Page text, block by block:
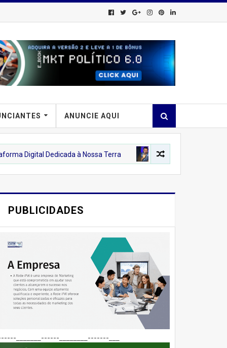
ANUNCIE AQUI
à Nossa Terra DENNY SILVA PROFISSIONAL DO
PUBLICIDADES
_______------________-------___